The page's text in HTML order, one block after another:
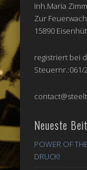
Inh.Maria
Zur
15890
registriert bei
Steuernr.:061/
Neueste
POWER OF
DRUCK!